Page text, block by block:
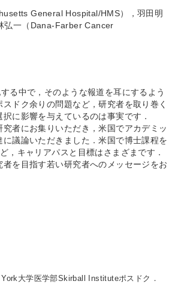
General Hospital/HMS），羽田明
弘一（Dana-Farber Cancer
る中で，そのような報道を耳にするよう
ドク余りの問題など，研究者を取り巻く
に影響を与えているのは事実です．
者にお集りいただき，米国でアカデミッ
議論いただきました．米国で博士課程を
，キャリアパスと目標はさまざまです．
を目指す若い研究者へのメッセージをお
大学医学部Skirball Instituteポスドク．